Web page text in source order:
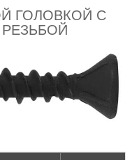
ГОЛОВКОЙ С